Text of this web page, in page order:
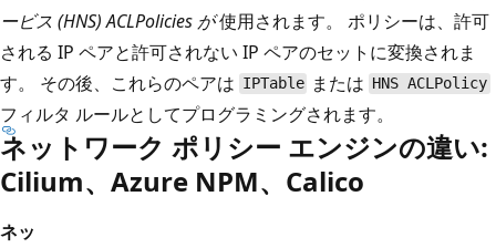
ービス (HNS) ACLPolicies が使用されます。 ポリシーは、許可
される IP ペアと許可されない IP ペアのセットに変換されま
す。 その後、これらのペアは IPTable または HNS ACLPolicy
フィルタ ルールとしてプログラミングされます。
ネットワーク ポリシー エンジンの違い:
Cilium、Azure NPM、Calico
ネッ